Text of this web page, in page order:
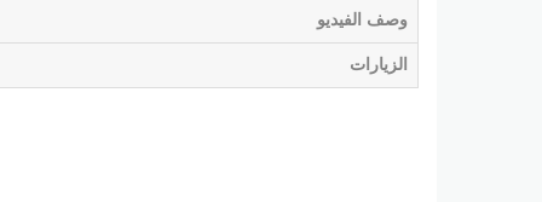
وصف الفيديو
الزيارات